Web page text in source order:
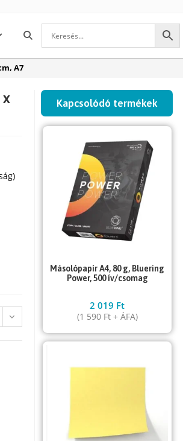
Toggle
search
A7
Kapcsolódó termékek
Másolópapír A4, 80 g, Bluering
Power, 500 ív/csomag
2 019 Ft
(1 590 Ft+ ÁFA)